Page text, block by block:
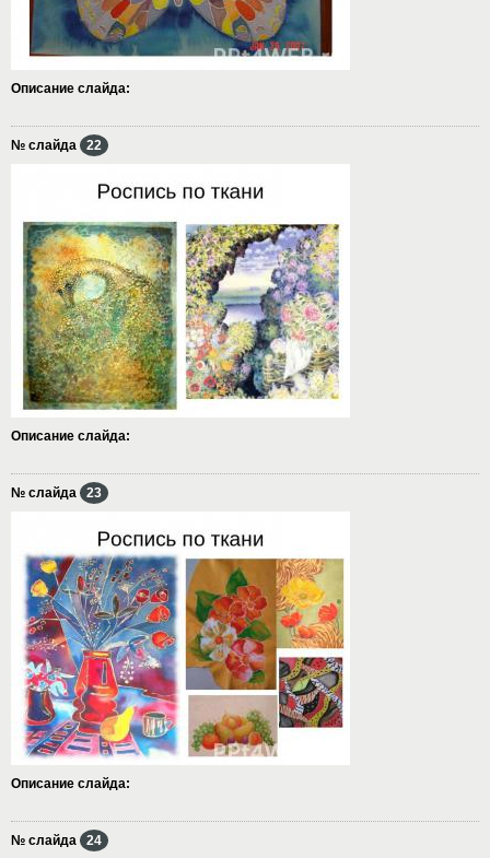
Описание слайда:
№ слайда 22
Описание слайда:
№ слайда 23
Описание слайда:
№ слайда 24